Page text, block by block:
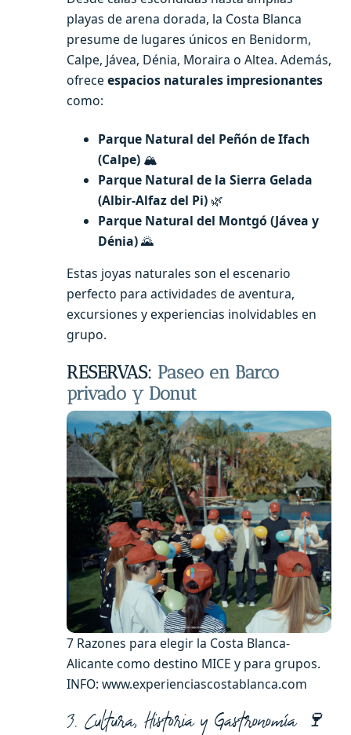
playas de arena dorada, la Costa Blanca
presume de lugares únicos en Benidorm,
Calpe, Jávea, Dénia, Moraira o Altea. Además,
ofrece espacios naturales impresionantes
como:
Parque Natural del Peñón de Ifach
(Calpe) 🏔️
Parque Natural de la Sierra Gelada
(Albir-Alfaz del Pi) 🌿
Parque Natural del Montgó (Jávea y
Dénia)🌄
Estas joyas naturales son el escenario
perfecto para actividades de aventura,
excursiones y experiencias inolvidables en
grupo.
RESERVAS: Paseo en Barco
privado y Donut
7 Razones para elegir la Costa Blanca-
Alicante como destino MICE y para grupos.
INFO: www.experienciascostablanca.com
3. Cultura, Historia y Gastronomía 🍷